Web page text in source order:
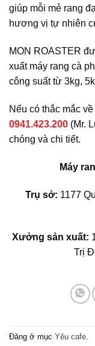
giúp mỗi mẻ rang
hương vị tự nhiên
MON ROASTER
xuất máy rang cà
công suất từ 3kg,
Nếu có thắc mắc
0941.423.200 (Mr.
chóng và chi tiết.
Máy
Trụ sở: 1177
Xưởng sản xuất:
Trị
Đăng ở mục Yêu cafe